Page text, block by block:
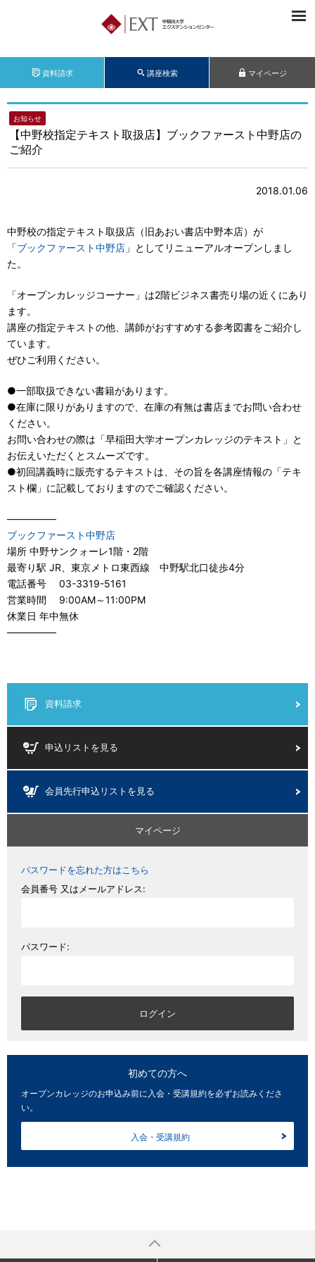
資料請求 講座検索 マイページ
お知らせ
【中野校指定テキスト取扱店】ブックファースト中野店の
ご紹介
2018.01.06
中野校の指定テキスト取扱店（旧あおい書店中野本店）が
「ブックファースト中野店 」としてリニューアルオープンしまし
た。
「オープンカレッジコーナー」は2階ビジネス書売り場の近くにあり
ます。
講座の指定テキストの他、講師がおすすめする参考図書をご紹介し
ています。
ぜひご利用ください。
●一部取扱できない書籍があります。
●在庫に限りがありますので、在庫の有無は書店までお問い合わせ
ください。
お問い合わせの際は「早稲田大学オープンカレッジのテキスト」と
お伝えいただくとスムーズです。
●初回講義時に販売するテキストは、その旨を各講座情報の「テキ
スト欄」に記載しておりますのでご確認ください。
—————
ブックファースト中野店
場所 中野サンクォーレ1階・2階
最寄り駅 JR、東京メトロ東西線 中野駅北口徒歩4分
電話番号 03-3319-5161
営業時間 9:00AM～11:00PM
休業日 年中無休
—————
資料請求
申込リストを見る
会員先行申込リストを見る
マイページ
パスワードを忘れた方はこちら
会員番号 又はメールアドレス:
パスワード:
初めての方へ
オープンカレッジのお申込み前に入会・受講規約を必ずお読みくださ
い。
入会・受講規約